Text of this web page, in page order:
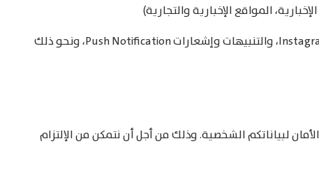
المواقع الإخبارية والتجارية)
معلومات تقنية حول كيفية إرسال وتلقي رسائل البريد الإلكتروني، والرسائل النصية القصيرة، ورسائل الـ WhatsApp، ورسائل الـ Instagram، والتنبيهات وإشعارات Push Notification، ونحو ذلك
لبياناتكم الشخصية. وذلك من أجل أن نتمكن من الإلتزام